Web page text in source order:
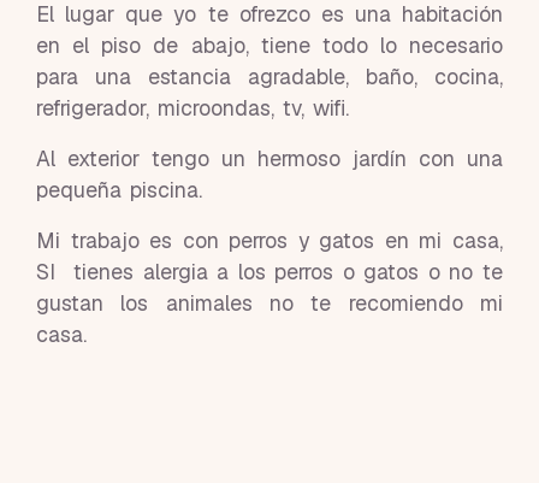
El lugar que yo te ofrezco es una habitación
en el piso de abajo, tiene todo lo necesario
para una estancia agradable, baño, cocina,
refrigerador, microondas, tv, wifi.
Al exterior tengo un hermoso jardín con una
pequeña piscina.
Mi trabajo es con perros y gatos en mi casa,
SI tienes alergia a los perros o gatos o no te
gustan los animales no te recomiendo mi
casa.